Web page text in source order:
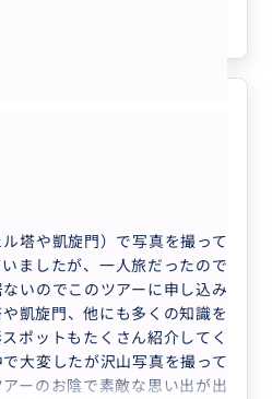
塔や凱旋門）で写真を撮って
ましたが、一人旅だったので
いのでこのツアーに申し込み
凱旋門、他にも多くの知識を
ポットもたくさん紹介してく
大変したが沢山写真を撮って
ーのお陰で素敵な思い出が出